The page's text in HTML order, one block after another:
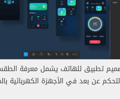
تطبيق للهاتف يشمل معرفة
عن بعد في الأجهزة الكهربائية